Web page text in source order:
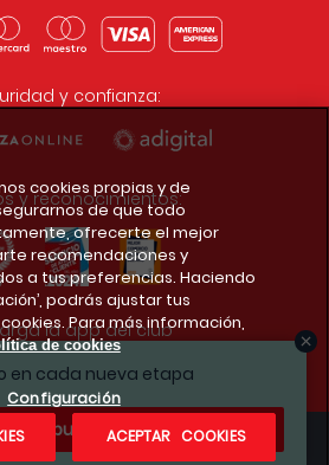
en cada nueva etapa
¿Te apuntas?
y confianza:
y reconocimientos:
la app del club
cookies propias y de
de que todo
ofrecerte el mejor
recomendaciones y
a tus preferencias. Haciendo
podrás ajustar tus
Para más información,
de cookies
Configuración
ACEPTAR COOKIES